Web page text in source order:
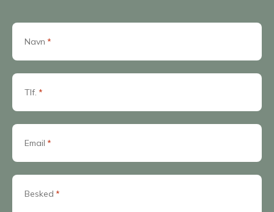
Navn *
Tlf. *
Email *
Besked *